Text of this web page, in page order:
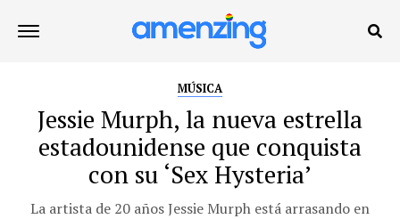
MÚSICA
Jessie Murph, la nueva estrella
estadounidense que conquista
con su ‘Sex Hysteria’
La artista de 20 años Jessie Murph está arrasando en